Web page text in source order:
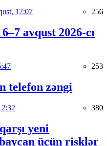
17:07 256
avqust 2026-cı
253
telefon zəngi
380
yeni
üçün risklər